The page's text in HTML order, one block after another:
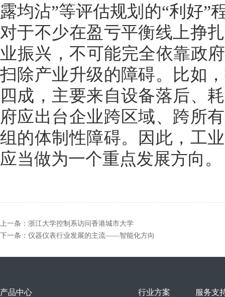
露均沾”等评估规划的“利好”
对于不少在盈亏平衡线上挣
业振兴，不可能完全依靠政
扫除产业升级的障碍。比如
四成，主要来自设备落后、
府应出台企业跨区域、跨所
组的体制性障碍。因此，工
应当做为一个重点发展方向。
上一条：浙江大学控制系访问香港城市大学
下一条：仪器仪表行业发展的主流——智能化方向
产品中心 行业方案 服务支